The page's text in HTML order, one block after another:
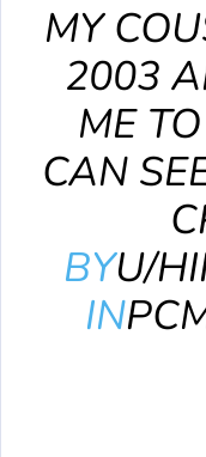
MY
2003
ME
CAN
BYU/
IN